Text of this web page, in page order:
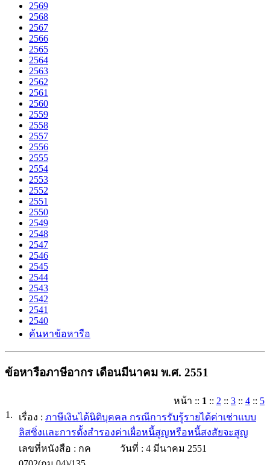
2569
2568
2567
2566
2565
2564
2563
2562
2561
2560
2559
2558
2557
2556
2555
2554
2553
2552
2551
2550
2549
2548
2547
2546
2545
2544
2543
2542
2541
2540
ค้นหาข้อหารือ
ข้อหารือภาษีอากร เดือนมีนาคม พ.ศ. 2551
หน้า :: 1 :: 2 :: 3 :: 4 :: 5
1.
เรื่อง : ภาษีเงินได้นิติบุคคล กรณีการรับรู้รายได้ค่าเช่าแบบ
ลิสซิ่งและการตั้งสำรองค่าเผื่อหนี้สูญหรือหนี้สงสัยจะสูญ
เลขที่หนังสือ : กค
วันที่ : 4 มีนาคม 2551